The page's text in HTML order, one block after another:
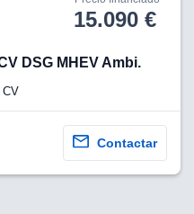
15.090 €
DSG MHEV Ambi.
CV
Contactar